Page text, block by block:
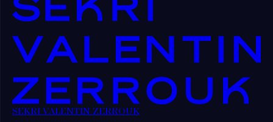
SEKRI VALENTIN ZERROUK